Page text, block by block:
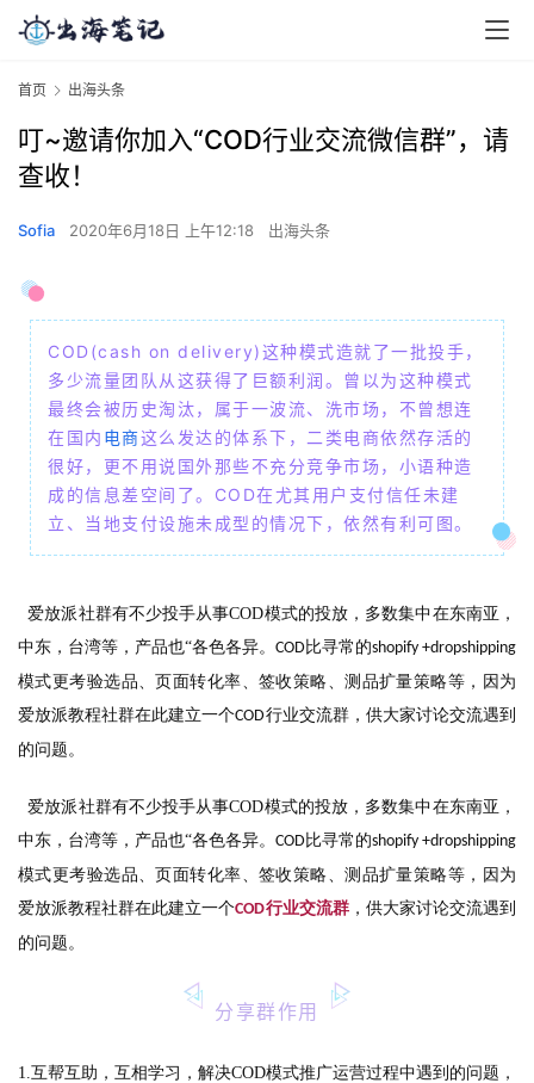
首页 出海头条
叮~邀请你加入“COD行业交流微信群”，请
查收！
Sofia 2020年6月18日 上午12:18 出海头条
COD(cash on delivery)这种模式造就了一批投手，
多少流量团队从这获得了巨额利润。曾以为这种模式
最终会被历史淘汰，属于一波流、洗市场，不曾想连
在国内 电商这么发达的体系下，二类电商依然存活的
很好，更不用说国外那些不充分竞争市场，小语种造
成的信息差空间了。COD在尤其用户支付信任未建
立、当地支付设施未成型的情况下，依然有利可图。
爱放派社群有不少投手从事COD模式的投放，多数集中在东南亚，
中东，台湾等，产品也“各色各异。 COD比寻常的shopify +dropshipping
模式更考验选品、页面转化率、签收策略、测品扩量策略等，因为
爱放派教程社群在此建立一个COD行业交流群，供大家讨论交流遇到
的问题。
爱放派社群有不少投手从事COD模式的投放，多数集中在东南亚，
中东，台湾等，产品也“各色各异。 COD比寻常的shopify +dropshipping
模式更考验选品、页面转化率、签收策略、测品扩量策略等，因为
爱放派教程社群在此建立一个COD行业交流群，供大家讨论交流遇到
的问题。
分享群作用
1.互帮互助，互相学习，解决COD模式推广运营过程中遇到的问题，